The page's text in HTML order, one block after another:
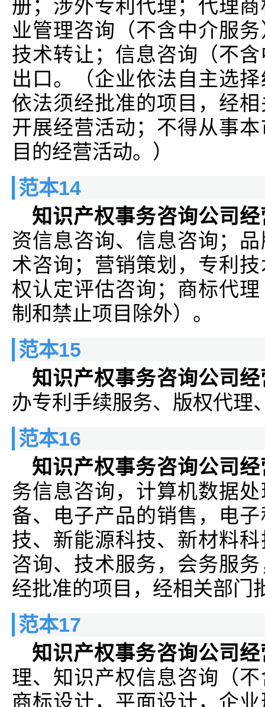
册；涉外专利代理；代理
业管理咨询（不含中介服
技术转让；信息咨询（不
出口。（企业依法自主选
依法须经批准的项目，经
开展经营活动；不得从事
目的经营活动。）
范本14
知识产权事务咨询公司
资信息咨询、信息咨询；
术咨询；营销策划，专利
权认定评估咨询；商标代
制和禁止项目除外）。
范本15
知识产权事务咨询公司
办专利手续服务、版权代理
范本16
知识产权事务咨询公司
务信息咨询，计算机数据
备、电子产品的销售，电
技、新能源科技、新材料
咨询、技术服务，会务服
经批准的项目，经相关部门
范本17
知识产权事务咨询公司
理、知识产权信息咨询（
商标设计，平面设计，企